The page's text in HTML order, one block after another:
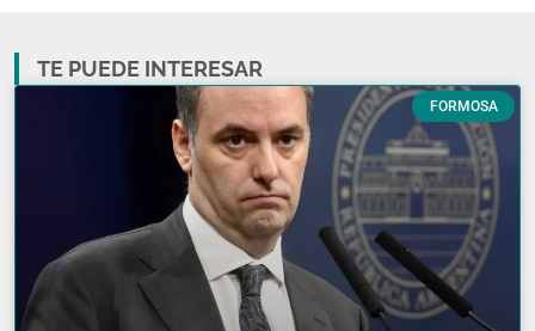
TE PUEDE INTERESAR
FORMOSA